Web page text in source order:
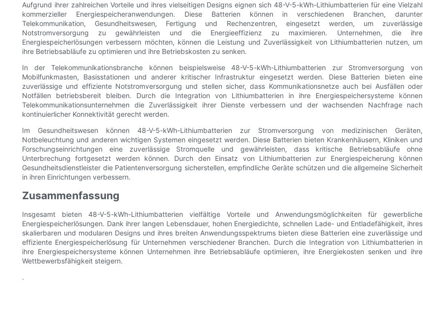
Aufgrund ihrer zahlreichen Vorteile und ihres vielseitigen Designs eignen sich 48-V-5-kWh-Lithiumbatterien für eine Vielzahl
kommerzieller Energiespeicheranwendungen. Diese Batterien können in verschiedenen Branchen, darunter
Telekommunikation, Gesundheitswesen, Fertigung und Rechenzentren, eingesetzt werden, um zuverlässige
Notstromversorgung zu gewährleisten und die Energieeffizienz zu maximieren. Unternehmen, die ihre
Energiespeicherlösungen verbessern möchten, können die Leistung und Zuverlässigkeit von Lithiumbatterien nutzen, um
ihre Betriebsabläufe zu optimieren und ihre Betriebskosten zu senken.
In der Telekommunikationsbranche können beispielsweise 48-V-5-kWh-Lithiumbatterien zur Stromversorgung von
Mobilfunkmasten, Basisstationen und anderer kritischer Infrastruktur eingesetzt werden. Diese Batterien bieten eine
zuverlässige und effiziente Notstromversorgung und stellen sicher, dass Kommunikationsnetze auch bei Ausfällen oder
Notfällen betriebsbereit bleiben. Durch die Integration von Lithiumbatterien in ihre Energiespeichersysteme können
Telekommunikationsunternehmen die Zuverlässigkeit ihrer Dienste verbessern und der wachsenden Nachfrage nach
kontinuierlicher Konnektivität gerecht werden.
Im Gesundheitswesen können 48-V-5-kWh-Lithiumbatterien zur Stromversorgung von medizinischen Geräten,
Notbeleuchtung und anderen wichtigen Systemen eingesetzt werden. Diese Batterien bieten Krankenhäusern, Kliniken und
Forschungseinrichtungen eine zuverlässige Stromquelle und gewährleisten, dass kritische Betriebsabläufe ohne
Unterbrechung fortgesetzt werden können. Durch den Einsatz von Lithiumbatterien zur Energiespeicherung können
Gesundheitsdienstleister die Patientenversorgung sicherstellen, empfindliche Geräte schützen und die allgemeine Sicherheit
in ihren Einrichtungen verbessern.
Zusammenfassung
Insgesamt bieten 48-V-5-kWh-Lithiumbatterien vielfältige Vorteile und Anwendungsmöglichkeiten für gewerbliche
Energiespeicherlösungen. Dank ihrer langen Lebensdauer, hohen Energiedichte, schnellen Lade- und Entladefähigkeit, ihres
skalierbaren und modularen Designs und ihres breiten Anwendungsspektrums bieten diese Batterien eine zuverlässige und
effiziente Energiespeicherlösung für Unternehmen verschiedener Branchen. Durch die Integration von Lithiumbatterien in
ihre Energiespeichersysteme können Unternehmen ihre Betriebsabläufe optimieren, ihre Energiekosten senken und ihre
Wettbewerbsfähigkeit steigern.
.